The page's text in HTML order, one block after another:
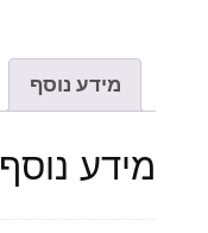
מידע נוסף
מידע נוסף